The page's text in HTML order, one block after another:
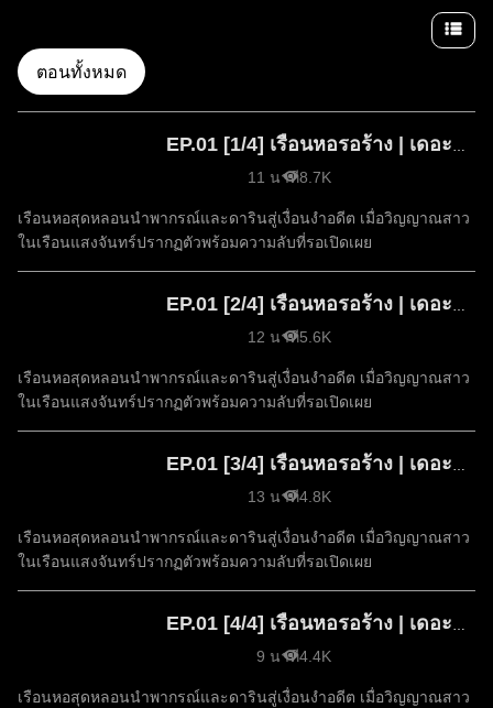
ตอนทั้งหมด
EP.01 [1/4] เรือนหอรอร้าง | เดอะซีรีส์ รัก ลวง หลอน ซีซัน 2
11 นาที8.7K
เรือนหอสุดหลอนนำพากรณ์และดารินสู่เงื่อนงำอดีต เมื่อวิญญาณสาว
ในเรือนแสงจันทร์ปรากฏตัวพร้อมความลับที่รอเปิดเผย
EP.01 [2/4] เรือนหอรอร้าง | เดอะซีรีส์ รัก ลวง หลอน ซีซัน 2
12 นาที5.6K
เรือนหอสุดหลอนนำพากรณ์และดารินสู่เงื่อนงำอดีต เมื่อวิญญาณสาว
ในเรือนแสงจันทร์ปรากฏตัวพร้อมความลับที่รอเปิดเผย
EP.01 [3/4] เรือนหอรอร้าง | เดอะซีรีส์ รัก ลวง หลอน ซีซัน 2
13 นาที4.8K
เรือนหอสุดหลอนนำพากรณ์และดารินสู่เงื่อนงำอดีต เมื่อวิญญาณสาว
ในเรือนแสงจันทร์ปรากฏตัวพร้อมความลับที่รอเปิดเผย
EP.01 [4/4] เรือนหอรอร้าง | เดอะซีรีส์ รัก ลวง หลอน ซีซัน 2
9 นาที4.4K
เรือนหอสุดหลอนนำพากรณ์และดารินสู่เงื่อนงำอดีต เมื่อวิญญาณสาว